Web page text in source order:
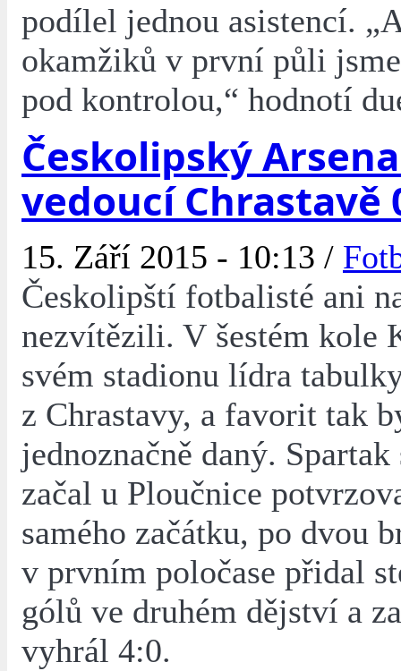
podílel jednou asistencí.
okamžiků v první půli
pod kontrolou,“ hodnotí
Českolipský
vedoucí Chrastavě
15. Září 2015 - 10:13 /
Českolipští fotbalisté ani
nezvítězili. V šestém kole
svém stadionu lídra
z Chrastavy, a favorit tak
jednoznačně daný.
začal u Ploučnice
samého začátku, po dvou
v prvním poločase přidal
gólů ve druhém dějství a
vyhrál 4:0.